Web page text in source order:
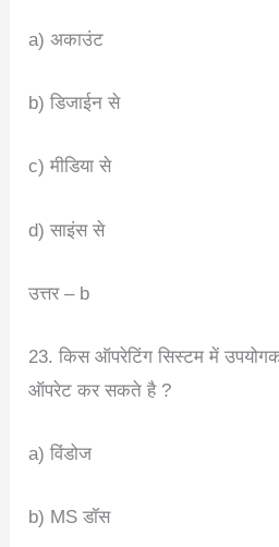
a) अकाउंट
b) डिजाईन से
c) मीडिया से
d) साइंस से
उत्तर – b
23. किस ऑपरेटिंग सिस्टम में
ऑपरेट कर सकते है ?
a) विंडोज
b) MS डॉस